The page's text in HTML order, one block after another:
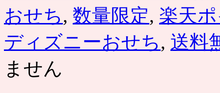
おせち, 数量限定, 楽天
ディズニーおせち, 送料
ません